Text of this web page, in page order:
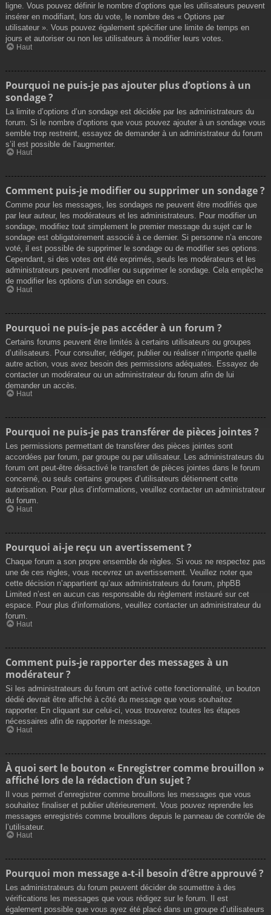
ligne. Vous pouvez définir le nombre d’options que les utilisateurs peuvent
insérer en modifiant, lors du vote, le nombre des « Options par
utilisateur ». Vous pouvez également spécifier une limite de temps en
jours et autoriser ou non les utilisateurs à modifier leurs votes.
Haut
Pourquoi ne puis-je pas ajouter plus d’options à un
sondage ?
La limite d’options d’un sondage est décidée par les administrateurs du
forum. Si le nombre d’options que vous pouvez ajouter à un sondage vous
semble trop restreint, essayez de demander à un administrateur du forum
s’il est possible de l’augmenter.
Haut
Comment puis-je modifier ou supprimer un sondage ?
Comme pour les messages, les sondages ne peuvent être modifiés que
par leur auteur, les modérateurs et les administrateurs. Pour modifier un
sondage, modifiez tout simplement le premier message du sujet car le
sondage est obligatoirement associé à ce dernier. Si personne n’a encore
voté, il est possible de supprimer le sondage ou de modifier ses options.
Cependant, si des votes ont été exprimés, seuls les modérateurs et les
administrateurs peuvent modifier ou supprimer le sondage. Cela empêche
de modifier les options d’un sondage en cours.
Haut
Pourquoi ne puis-je pas accéder à un forum ?
Certains forums peuvent être limités à certains utilisateurs ou groupes
d’utilisateurs. Pour consulter, rédiger, publier ou réaliser n’importe quelle
autre action, vous avez besoin des permissions adéquates. Essayez de
contacter un modérateur ou un administrateur du forum afin de lui
demander un accès.
Haut
Pourquoi ne puis-je pas transférer de pièces jointes ?
Les permissions permettant de transférer des pièces jointes sont
accordées par forum, par groupe ou par utilisateur. Les administrateurs du
forum ont peut-être désactivé le transfert de pièces jointes dans le forum
concerné, ou seuls certains groupes d’utilisateurs détiennent cette
autorisation. Pour plus d’informations, veuillez contacter un administrateur
du forum.
Haut
Pourquoi ai-je reçu un avertissement ?
Chaque forum a son propre ensemble de règles. Si vous ne respectez pas
une de ces règles, vous recevrez un avertissement. Veuillez noter que
cette décision n’appartient qu’aux administrateurs du forum, phpBB
Limited n’est en aucun cas responsable du règlement instauré sur cet
espace. Pour plus d’informations, veuillez contacter un administrateur du
forum.
Haut
Comment puis-je rapporter des messages à un
modérateur ?
Si les administrateurs du forum ont activé cette fonctionnalité, un bouton
dédié devrait être affiché à côté du message que vous souhaitez
rapporter. En cliquant sur celui-ci, vous trouverez toutes les étapes
nécessaires afin de rapporter le message.
Haut
À quoi sert le bouton « Enregistrer comme brouillon »
affiché lors de la rédaction d’un sujet ?
Il vous permet d’enregistrer comme brouillons les messages que vous
souhaitez finaliser et publier ultérieurement. Vous pouvez reprendre les
messages enregistrés comme brouillons depuis le panneau de contrôle de
l’utilisateur.
Haut
Pourquoi mon message a-t-il besoin d’être approuvé ?
Les administrateurs du forum peuvent décider de soumettre à des
vérifications les messages que vous rédigez sur le forum. Il est
également possible que vous ayez été placé dans un groupe d’utilisateurs